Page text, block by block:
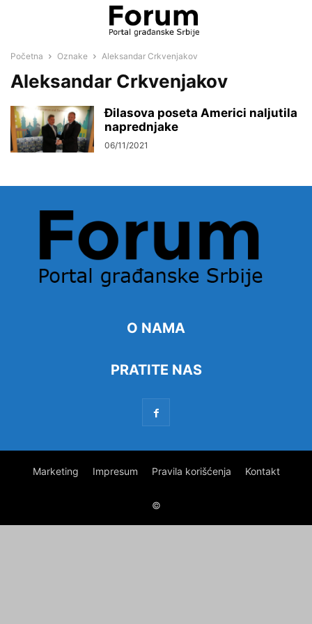
Početna Oznake Aleksandar Crkvenjakov
Aleksandar Crkvenjakov
Đilasova poseta Americi naljutila
naprednjake
06/11/2021
O NAMA
PRATITE NAS
Marketing Impresum Pravila korišćenja Kontakt
©